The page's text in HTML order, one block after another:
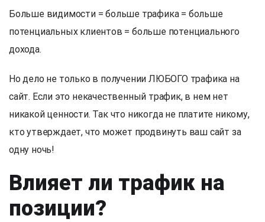
Больше видимости = больше трафика = больше
потенциальных клиентов = больше потенциального
дохода.
Но дело не только в получении ЛЮБОГО трафика на
сайт. Если это некачественный трафик, в нем нет
никакой ценности. Так что никогда не платите никому,
кто утверждает, что может продвинуть ваш сайт за
одну ночь!
Влияет ли трафик на
позиции?